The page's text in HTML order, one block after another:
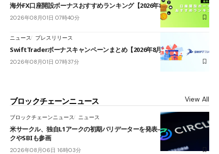
海外FX口座開設ボーナスおすすめランキング【2026年8月最新】
2026年08月01日 07時40分
ニュース プレスリリース
SwiftTraderボーナスキャンペーンまとめ【2026年8月最新】
2026年08月01日 07時37分
ブロックチェーンニュース View All
ブロックチェーンニュース ニュース
米サークル、独自L1アークの初期バリデーターを発表――ブラックロッ
クやSBIも参画
2026年08月06日 16時03分